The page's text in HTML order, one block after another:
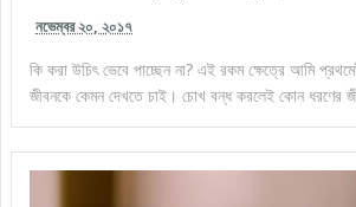
নভেম্বর ২০, ২০১৭
কি করা উচিৎ ভেবে পাচ্ছেন না? এই রকম ক্ষেত্রে আমি
জীবনকে কেমন দেখতে চাই। চোখ বন্ধ করলেই কোন ধরণের